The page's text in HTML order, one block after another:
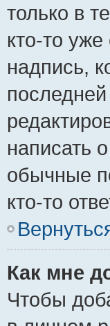
только в
кто-то
надпись,
написать
обычные
кто-то
Как мне
Чтобы